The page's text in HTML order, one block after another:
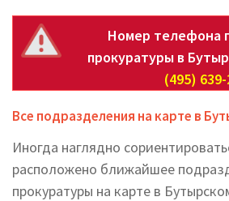
Номер телефона
прокуратуры в
(495)
Все подразделения на карте в
Иногда наглядно
расположено ближайшее
прокуратуры на карте в